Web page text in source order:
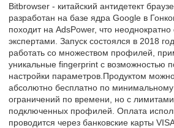
Bitbrowser - китайский антидетект
разработан на базе ядра Google в
походит на AdsPower, что
экспертами. Запуск состоялся в 2018
работать со множеством профилей,
уникальные fingerprint с возможностью
настройки параметров.Продуктом
абсолютно бесплатно по
ограничений по времени, но с
подключенных профилей. Оплата
проводится через банковские карты